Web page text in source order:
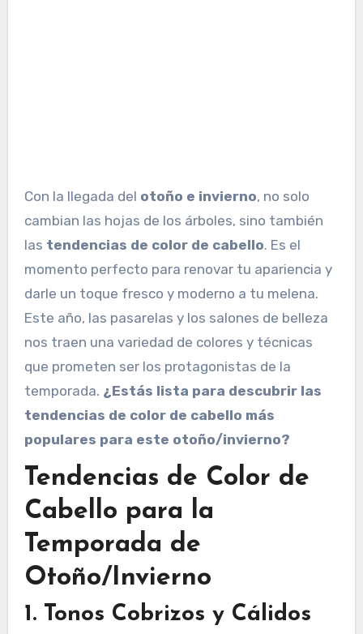
Con la llegada del otoño e invierno, no solo
cambian las hojas de los árboles, sino también
las tendencias de color de cabello. Es el
momento perfecto para renovar tu apariencia y
darle un toque fresco y moderno a tu melena.
Este año, las pasarelas y los salones de belleza
nos traen una variedad de colores y técnicas
que prometen ser los protagonistas de la
temporada. ¿Estás lista para descubrir las
tendencias de color de cabello más
populares para este otoño/invierno?
Tendencias de Color de
Cabello para la
Temporada de
Otoño/Invierno
1. Tonos Cobrizos y Cálidos